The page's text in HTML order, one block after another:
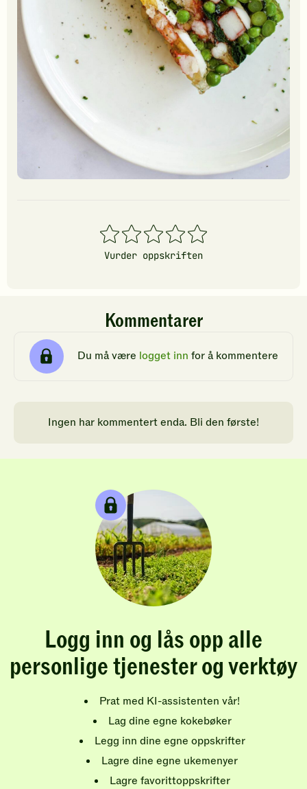
1
stjerner
2
stjerner
3
stjerner
4
stjerner
5
stjerner
Vurder oppskriften
Kommentarer
Du må være logget inn for å kommentere
Ingen har kommentert enda. Bli den første!
Logg inn og lås opp alle
personlige tjenester og verktøy
Prat med KI-assistenten vår!
Lag dine egne kokebøker
Legg inn dine egne oppskrifter
Lagre dine egne ukemenyer
Lagre favorittoppskrifter